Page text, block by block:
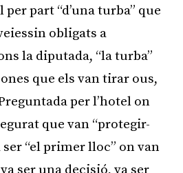
part “d’una turba” que
obligats a
la diputada, “la turba”
que els van tirar ous,
per l’hotel on
que van “protegir-
ser “el primer lloc” on van
ser una decisió, va ser